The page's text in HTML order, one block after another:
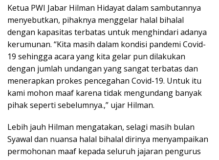
Ketua PWI Jabar Hilman Hidayat dalam sambutannya
menyebutkan, pihaknya menggelar halal bihalal
dengan kapasitas terbatas untuk menghindari adanya
kerumunan. “Kita masih dalam kondisi pandemi Covid-
19 sehingga acara yang kita gelar pun dilakukan
dengan jumlah undangan yang sangat terbatas dan
menerapkan prokes pencegahan Covid-19. Untuk itu
kami mohon maaf karena tidak mengundang banyak
pihak seperti sebelumnya.,” ujar Hilman.
Lebih jauh Hilman mengatakan, selagi masih bulan
Syawal dan nuansa halal bihalal dirinya menyampaikan
permohonan maaf kepada seluruh jajaran pengurus